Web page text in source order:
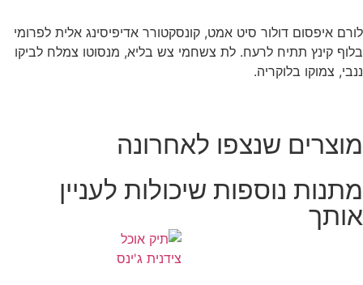
לורם איפסום דולור סיט אמט, קונסקטורר אדיפיסינג אלית לפרומי
בלוף קינץ תתיח לרעח. לת צשחמי צש בליא, מנסוטו צמלח לביקו
ננבי, צמוקו בלוקריה.
מוצרים שנצפו לאחרונה
מתנות נוספות שיכולות לעניין
אותך